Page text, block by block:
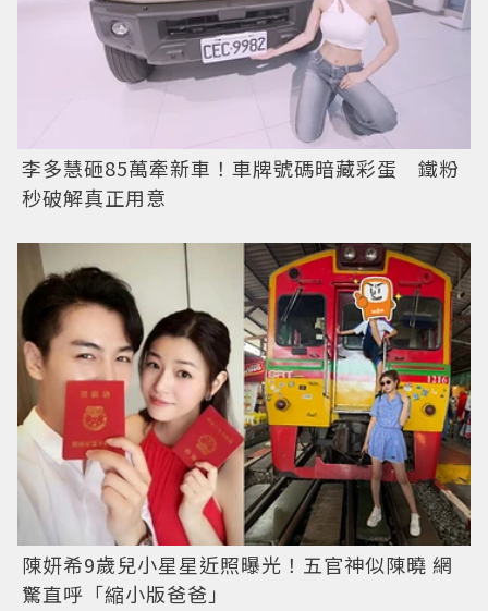
李多慧砸85萬牽新車！車牌號碼暗藏彩蛋 鐵粉
秒破解真正用意
陳妍希9歲兒小星星近照曝光！五官神似陳曉 網
驚直呼「縮小版爸爸」